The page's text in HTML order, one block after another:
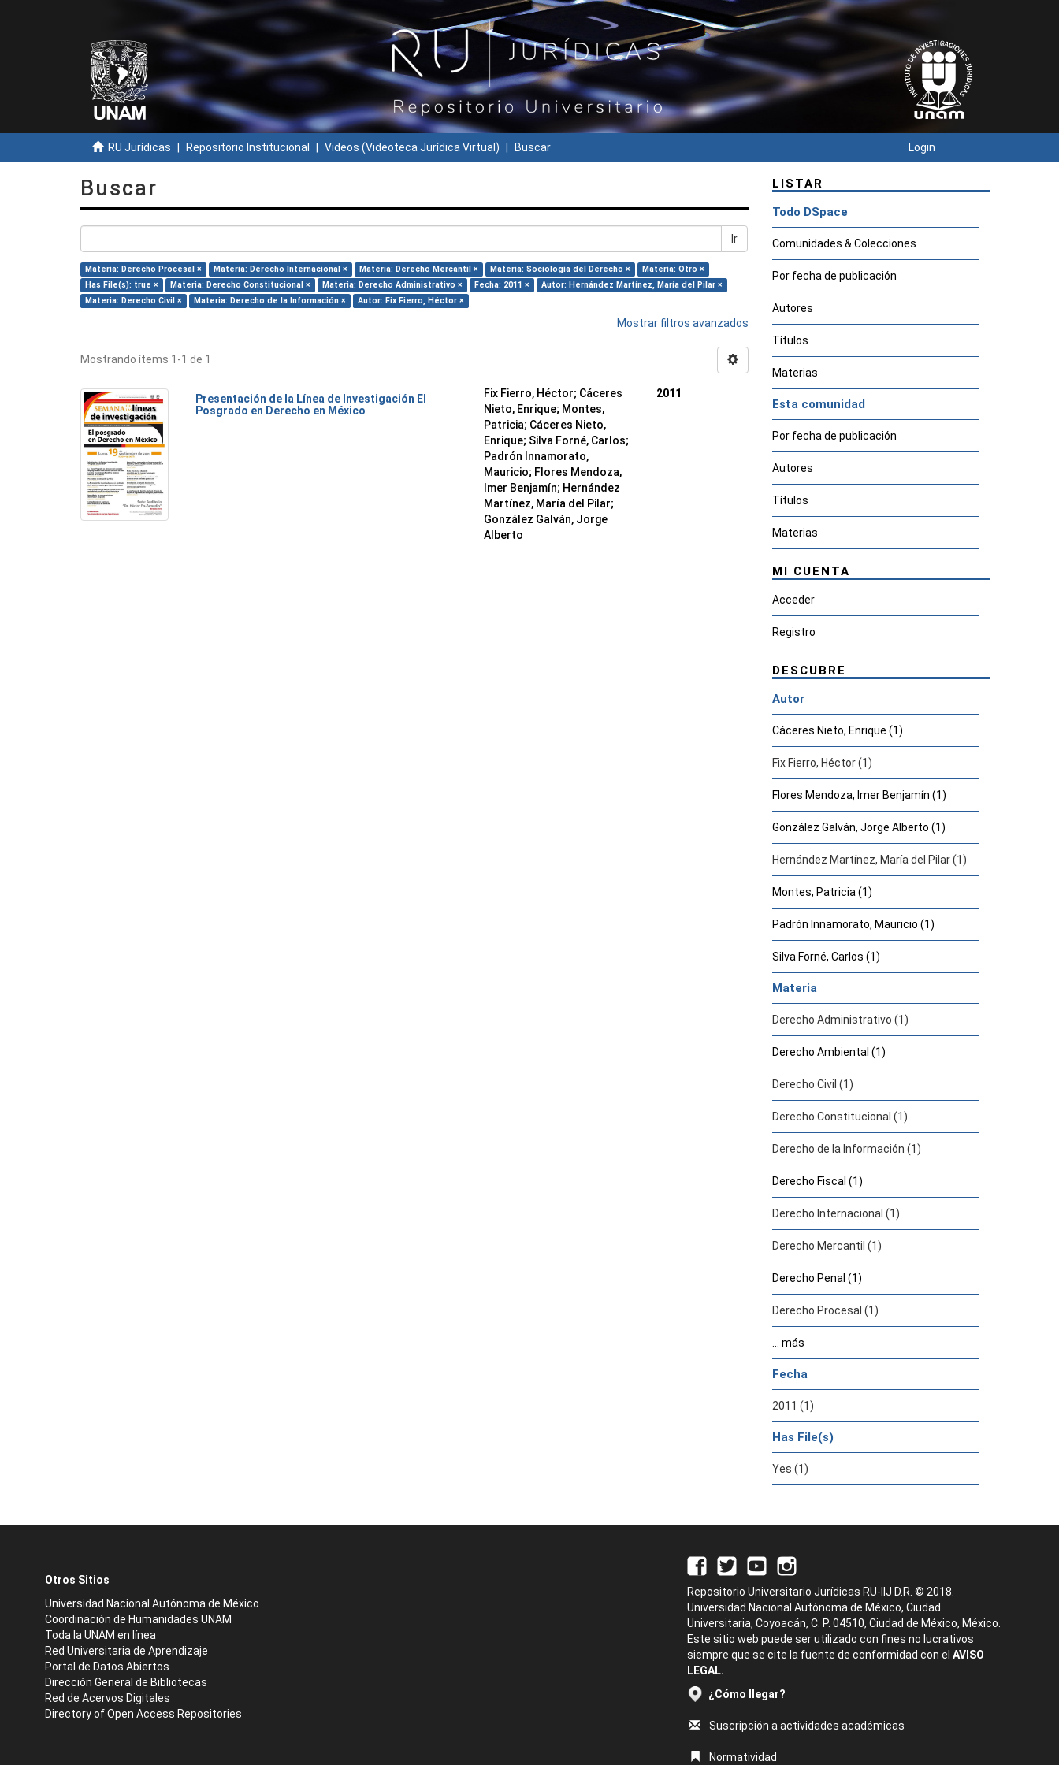
RU Jurídicas Repositorio Institucional Videos (Videoteca Jurídica Virtual) Buscar Login
Buscar
Ir
Materia: Derecho Procesal × Materia: Derecho Internacional × Materia: Derecho Mercantil × Materia: Sociología del Derecho ×
Materia: Otro ×
Has File(s): true ×
Materia: Derecho Constitucional × Materia: Derecho Administrativo × Fecha: 2011 ×
Autor: Hernández Martínez, María del Pilar ×
Materia: Derecho Civil ×
Materia: Derecho de la Información × Autor: Fix Fierro, Héctor ×
Mostrar filtros avanzados
Mostrando ítems 1-1 de 1
Presentación de la Línea de Investigación El
Posgrado en Derecho en México
Fix Fierro, Héctor; Cáceres
Nieto, Enrique; Montes,
Patricia; Cáceres Nieto,
Enrique; Silva Forné, Carlos;
Padrón Innamorato,
Mauricio; Flores Mendoza,
Imer Benjamín; Hernández
Martínez, María del Pilar;
González Galván, Jorge
Alberto
2011
LISTAR
Todo DSpace
Comunidades & Colecciones
Por fecha de publicación
Autores
Títulos
Materias
Esta comunidad
Por fecha de publicación
Autores
Títulos
Materias
MI CUENTA
Acceder
Registro
DESCUBRE
Autor
Cáceres Nieto, Enrique (1)
Fix Fierro, Héctor (1)
Flores Mendoza, Imer Benjamín (1)
González Galván, Jorge Alberto (1)
Hernández Martínez, María del Pilar (1)
Montes, Patricia (1)
Padrón Innamorato, Mauricio (1)
Silva Forné, Carlos (1)
Materia
Derecho Administrativo (1)
Derecho Ambiental (1)
Derecho Civil (1)
Derecho Constitucional (1)
Derecho de la Información (1)
Derecho Fiscal (1)
Derecho Internacional (1)
Derecho Mercantil (1)
Derecho Penal (1)
Derecho Procesal (1)
... más
Fecha
2011 (1)
Has File(s)
Yes (1)
Otros Sitios
Universidad Nacional Autónoma de México
Coordinación de Humanidades UNAM
Toda la UNAM en línea
Red Universitaria de Aprendizaje
Portal de Datos Abiertos
Dirección General de Bibliotecas
Red de Acervos Digitales
Directory of Open Access Repositories
Repositorio Universitario Jurídicas RU-IIJ D.R. © 2018.
Universidad Nacional Autónoma de México, Ciudad
Universitaria, Coyoacán, C. P. 04510, Ciudad de México, México.
Este sitio web puede ser utilizado con fines no lucrativos
siempre que se cite la fuente de conformidad con el AVISO
LEGAL.
¿Cómo llegar?
Suscripción a actividades académicas
Normatividad